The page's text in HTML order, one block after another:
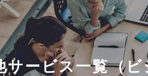
サービス一覧（